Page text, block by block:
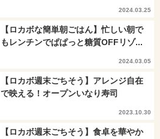
2024.03.25
【ロカボな簡単朝ごはん】忙しい朝で
もレンチンでぱぱっと糖質OFFリゾ...
2024.03.05
【ロカボ週末ごちそう】アレンジ自在
で映える！オープンいなり寿司
2023.10.30
【ロカボ週末ごちそう】食卓を華やか